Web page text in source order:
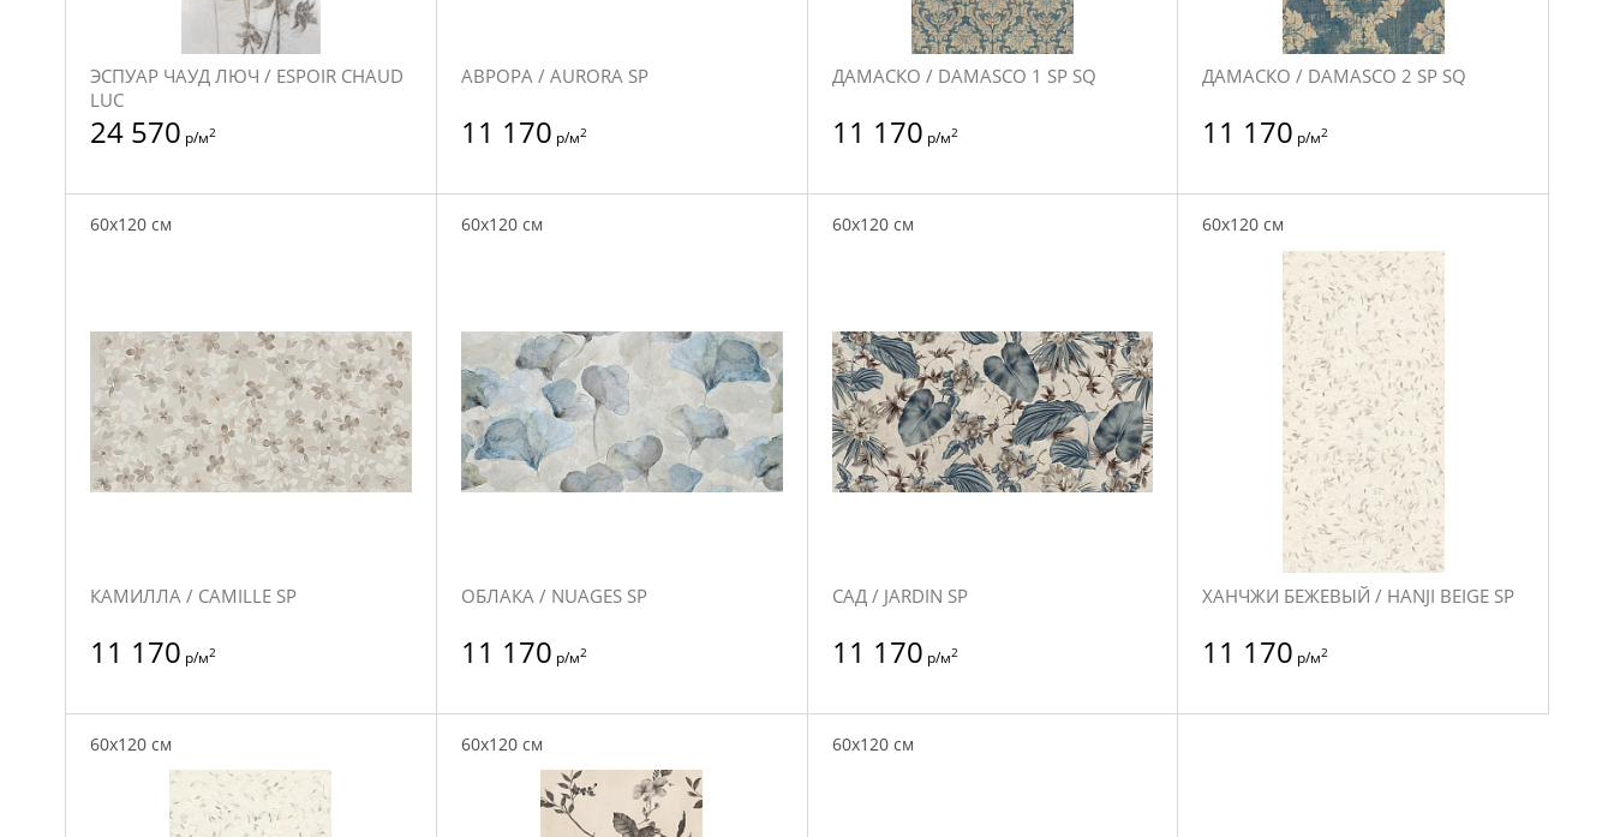
ЭСПУАР ЧАУД ЛЮЧ / ESPOIR CHAUD
LUC
24 570 р/м2
АВРОРА / AURORA SP
11 170 р/м2
ДАМАСКО / DAMASCO 1 SP SQ
11 170 р/м2
ДАМАСКО / DAMASCO 2 SP SQ
11 170 р/м2
60x120 см
КАМИЛЛА / CAMILLE SP
11 170 р/м2
60x120 см
ОБЛАКА / NUAGES SP
11 170 р/м2
60x120 см
САД / JARDIN SP
11 170 р/м2
60x120 см
ХАНЧЖИ БЕЖЕВЫЙ / HANJI BEIGE SP
11 170 р/м2
60x120 см 60x120 см 60x120 см